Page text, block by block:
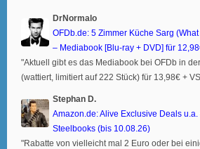
DrNormalo
OFDb.de: 5 Zimmer Küche Sarg
– Mediabook [Blu-ray + DVD] für
"Aktuell gibt es das Mediabook bei OFDb in
(wattiert, limitiert auf 222 Stück) für 13,98€ +
Stephan D.
Amazon.de: Alive Exclusive Deals
Steelbooks (bis 10.08.26)
"Rabatte von vielleicht mal 2 Euro oder bei